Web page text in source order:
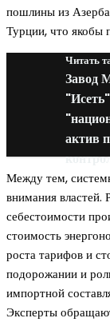
пошлины из
Турции, что якобы
Читать
Завод
"Исеть"
актив
Между тем,
внимания властей.
себестоимости
стоимость
роста тарифов и
подорожании и
импортной
Эксперты